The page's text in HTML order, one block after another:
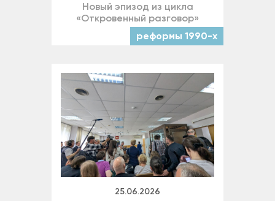
Новый эпизод из цикла
«Откровенный разговор»
реформы 1990-х
25.06.2026